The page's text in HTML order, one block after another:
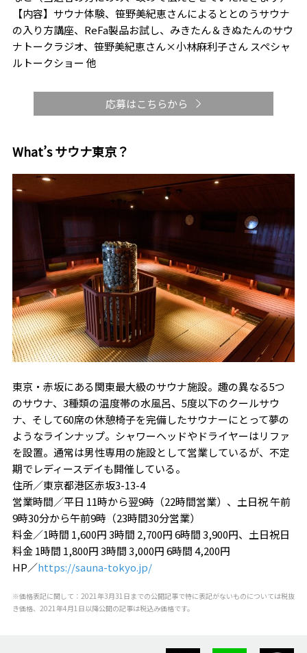
【内容】サウナ体験、笹野美紀恵さんによるととのうサウナ
の入り方講座、ReFa製品お試し、みきたん＆きぬたんのサウ
ナトークラジオ、笹野美紀恵さん×小林麻利子さん スペシャ
ルトークショー 他
応募はこちらから
What’s サウナ東京？
東京・赤坂にある関東最大級のサウナ施設。趣の異なる5つ
のサウナ、3種類の温度帯の水風呂、5度以下のクールサウ
ナ、そして60席の休憩椅子を完備したサウナーにとって夢の
ようなラインナップ。シャワーヘッドやドライヤーはリファ
を設置。通常は男性専用の施設として営業しているが、不定
期でレディースデイも開催している。
住所／東京都港区赤坂3-13-4
営業時間／平日 11時から翌9時（22時間営業）、土日祝 午前
9時30分から午前9時（23時間30分営業）
料金／1時間 1,600円 3時間 2,700円 6時間 3,900円、土日祝日
料金 1時間 1,800円 3時間 3,000円 6時間 4,200円
HP／https://sauna-tokyo.jp/
※価格表記に関して：2021年3月31日までの公開記事で特に表記がないものについては税抜
き価格、2021年4月1日以降公開の記事は税込み価格です。